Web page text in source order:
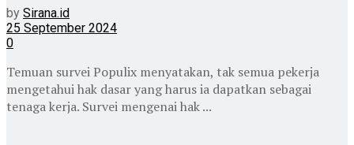
by Sirana.id
25 September 2024
0
Temuan survei Populix menyatakan, tak semua pekerja
mengetahui hak dasar yang harus ia dapatkan sebagai
tenaga kerja. Survei mengenai hak ...